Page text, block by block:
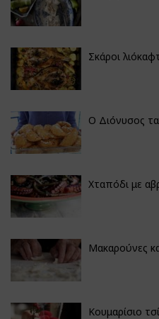
Σκάροι
Ο Διόνυσος
Χταπόδι με
Μακαρούνες
Κουμαρίσιο